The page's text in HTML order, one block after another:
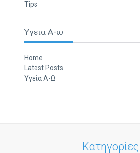
Tips
Υγεια Α-ω
Home
Latest Posts
Υγεία Α-Ω
Κατηγορίες